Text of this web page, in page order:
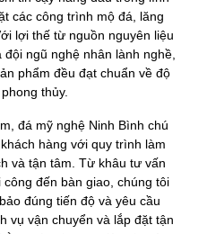
các công trình mộ đá, lăng
lợi thế từ nguồn nguyên liệu
ngũ nghệ nhân lành nghề,
phẩm đều đạt chuẩn về độ
thủy.
đá mỹ nghệ Ninh Bình chú
hàng với quy trình làm
và tận tâm. Từ khâu tư vấn
đến bàn giao, chúng tôi
đúng tiến độ và yêu cầu
vụ vận chuyển và lắp đặt tận